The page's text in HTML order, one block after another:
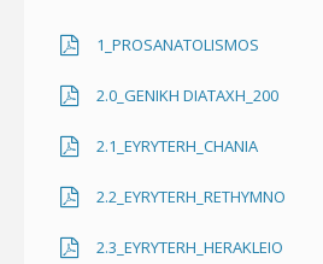
1_PROSANATOLISMOS
2.0_GENIKH DIATAXH_200
2.1_EYRYTERH_CHANIA
2.2_EYRYTERH_RETHYMNO
2.3_EYRYTERH_HERAKLEIO